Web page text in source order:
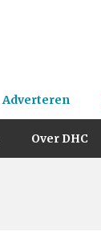
Adverteren
Over DHC